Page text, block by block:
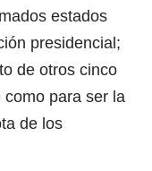
estados
presidencial;
de otros cinco
para ser la
de los